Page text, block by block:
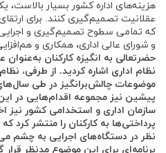
هزینه‌های اداره کشور بسیار
عقلانیت تصمیم‌گیری کنند. برای
که تمامی سطوح تصمیم‌گیری و
و شورای عالی اداری، همکاری و
حضرتعالی به انگیزه کارکنان
نظام اداری اشاره کردید. از طرفی،
موضوعات چالش‌برانگیز در طی
پیشین نیز مجموعه اقدام‌هایی در
سازمان اداری و استخدامی کشور نیز
پرداختی‌ها به کارکنان را منتشر کرد
نظر در دستگاه‌های اجرایی به چشم
برنامه‌ای برای این موضوع مدنظر